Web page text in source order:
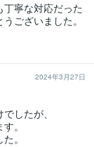
丁寧な対応だった
ございました。
2024年3月27日
したが、
。
。